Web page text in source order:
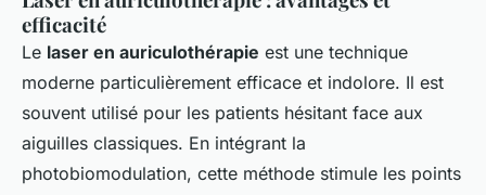
efficacité
Le laser en auriculothérapie est une technique
moderne particulièrement efficace et indolore. Il est
souvent utilisé pour les patients hésitant face aux
aiguilles classiques. En intégrant la
photobiomodulation, cette méthode stimule les points